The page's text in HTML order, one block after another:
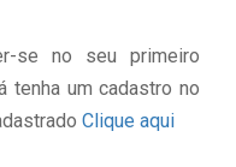
se no seu primeiro
tenha um cadastro no
Clique aqui